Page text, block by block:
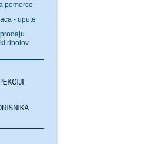
pomorce
- upute
ribolov